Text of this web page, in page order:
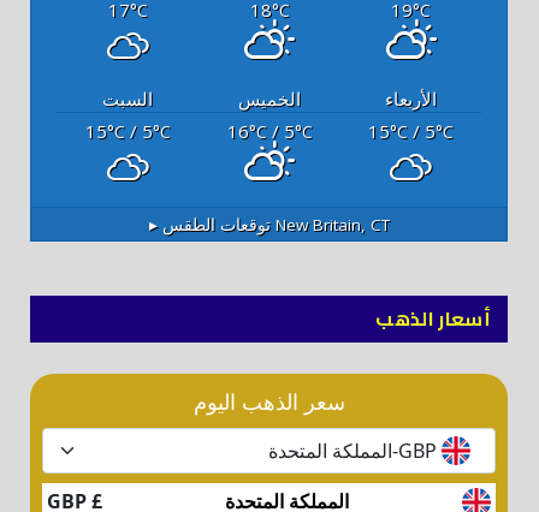
19°C
18°C
17°C
الأربعاء الخميس
السبت
15°C / 5°C
16°C/ 5°C
15°C/ 5°C
New Britain, CTتوقعات الطقس ▸
أسعار الذهب